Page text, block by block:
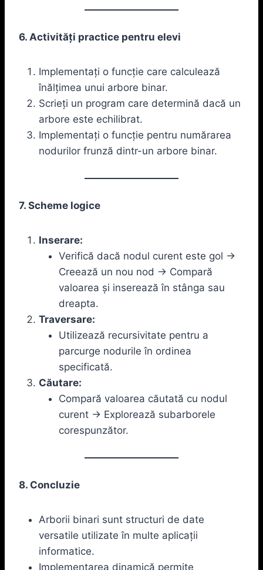
6. Activități practice pentru elevi
Implementați o funcție care calculează
înălțimea unui arbore binar.
Scrieți un program care determină dacă un
arbore este echilibrat.
Implementați o funcție pentru numărarea
nodurilor frunză dintr-un arbore binar.
7. Scheme logice
Inserare:
Verifică dacă nodul curent este gol ->
Creează un nou nod -> Compară
valoarea și inserează în stânga sau
dreapta.
Traversare:
Utilizează recursivitate pentru a
parcurge nodurile în ordinea
specificată.
Căutare:
Compară valoarea căutată cu nodul
curent -> Explorează subarborele
corespunzător.
8. Concluzie
Arborii binari sunt structuri de date
versatile utilizate în multe aplicații
informatice.
Implementarea dinamică permite